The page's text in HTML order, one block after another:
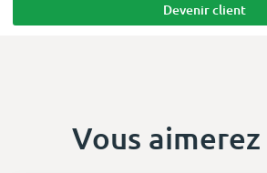
Devenir client
Vous aimerez